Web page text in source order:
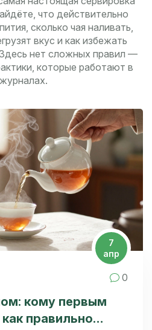
что действительно
сколько чая наливать,
вкус и как избежать
нет сложных правил —
которые работают в
7
апр
0
кому первым
правильно